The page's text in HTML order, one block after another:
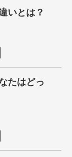
いとは？
たはどっ